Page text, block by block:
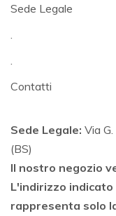
Sede Legale
Contatti
Sede Legale: Via
(BS)
Il nostro negozio
L'indirizzo indicato
rappresenta solo